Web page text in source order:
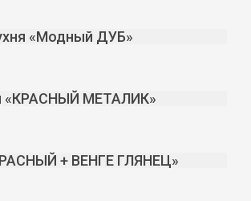
«Модный ДУБ»
«КРАСНЫЙ МЕТАЛИК»
+ ВЕНГЕ ГЛЯНЕЦ»